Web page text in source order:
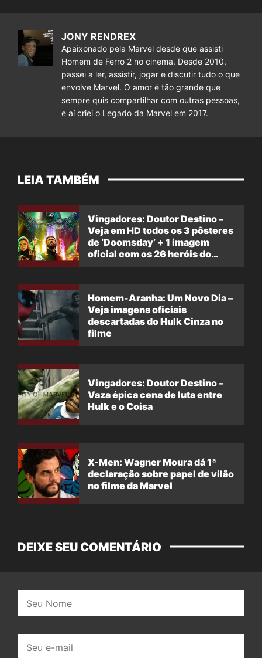
JONY RENDREX
Apaixonado pela Marvel desde que assisti
Homem de Ferro 2 no cinema. Desde 2010,
passei a ler, assistir, jogar e discutir tudo o que
envolve Marvel. O amor é tão grande que
sempre quis compartilhar com outras pessoas,
e aí criei o Legado da Marvel em 2017.
LEIA TAMBÉM
Vingadores: Doutor Destino –
Veja em HD todos os 3 pôsteres
de ‘Doomsday’ + 1 imagem
oficial com os 26 heróis do
Homem-Aranha: Um Novo Dia –
Veja imagens oficiais
descartadas do Hulk Cinza no
filme
Vingadores: Doutor Destino –
Vaza épica cena de luta entre
Hulk e o Coisa
X-Men: Wagner Moura dá 1ª
declaração sobre papel de vilão
no filme da Marvel
DEIXE SEU COMENTÁRIO
mail: